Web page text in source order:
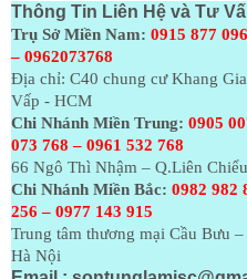
Thông Tin Liên Hệ và Tư
Trụ Sở Miền Nam: 0915 877
– 0962073768
Địa chỉ: C40 chung cư Khang
Vấp - HCM
Chi Nhánh Miền Trung: 0905
073 768 – 0961 532 768
66 Ngô Thì Nhậm – Q.Liên
Chi Nhánh Miền Bắc: 0982 982
256 – 0977 143 915
Trung tâm thương mại Cầu Bưu
Hà Nội